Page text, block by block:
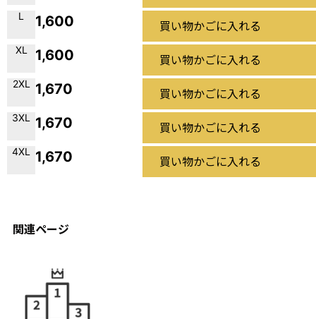
L 1,600 買い物かごに入れる
XL 1,600 買い物かごに入れる
2XL 1,670 買い物かごに入れる
3XL 1,670 買い物かごに入れる
4XL 1,670 買い物かごに入れる
関連ページ